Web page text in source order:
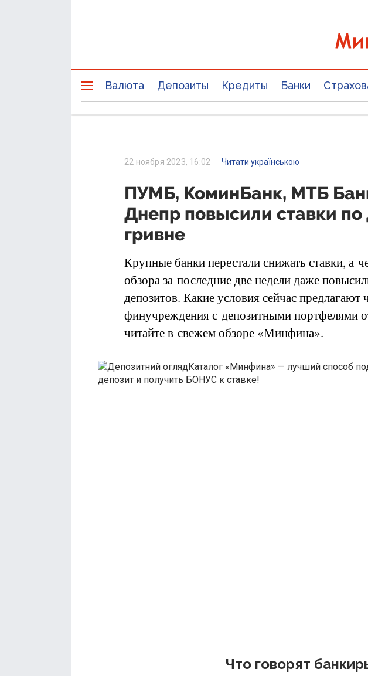
Валюта Депозиты Кредиты Банки
22 ноября 2023, 16:02 Читати українською
ПУМБ, КоминБанк, МТБ
Днепр повысили ставки по
гривне
Крупные банки перестали снижать ставки, а
обзора за последние две недели даже
депозитов. Какие условия сейчас
финучреждения с депозитными портфелями
читайте в свежем обзоре «Минфина».
Что говорят